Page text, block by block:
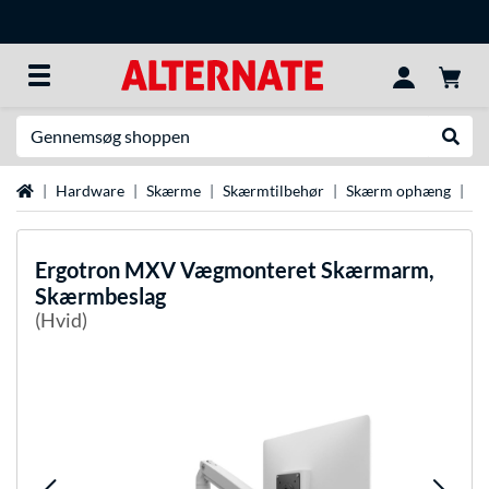
StartsideHardware Skærme Skærmtilbehør Skærm ophæng
Ergotron MXV Vægmonteret Skærmarm,
Skærmbeslag
(Hvid)